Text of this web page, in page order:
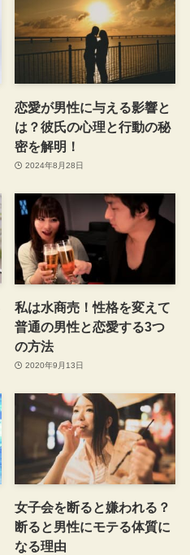
恋愛が男性に与える影響と
は？彼氏の心理と行動の秘
密を解明！
2024年8月28日
私は水商売！性格を変えて
普通の男性と恋愛する3つ
の方法
2020年9月13日
女子会を断ると嫌われる？
断ると男性にモテる体質に
なる理由